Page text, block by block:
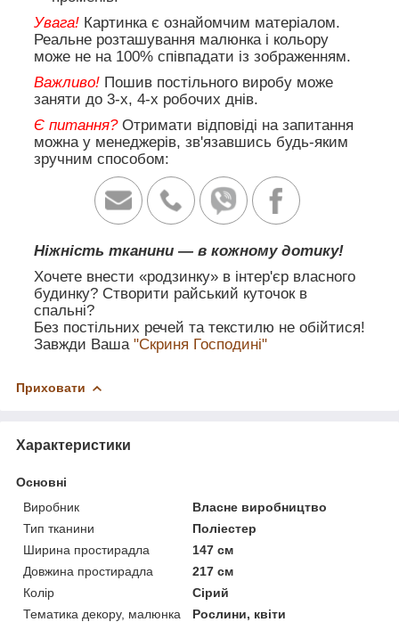
Увага! Картинка є ознайомчим матеріалом.
Реальне розташування малюнка і кольору
може не на 100% співпадати із зображенням.
Важливо! Пошив постільного виробу може
заняти до 3-х, 4-х робочих днів.
Є питання? Отримати відповіді на запитання
можна у менеджерів, зв'язавшись будь-яким
зручним способом:
Ніжність тканини — в кожному дотику!
Хочете внести «родзинку» в інтер'єр власного
будинку? Створити райський куточок в
спальні?
Без постільних речей та текстилю не обійтися!
Завжди Ваша "Скриня Господині"
Приховати
Характеристики
Основні
Виробник
Власне виробництво
Тип тканини
Поліестер
Ширина простирадла
147 см
Довжина простирадла
217 см
Колір
Сірий
Тематика декору, малюнка
Рослини, квіти